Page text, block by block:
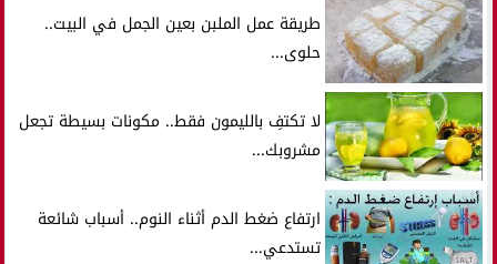
طريقة عمل الملبن بعين الجمل في البيت..
حلوى...
لا تكتفِ بالليمون فقط.. مكونات بسيطة تجعل
مشروبك...
ارتفاع ضغط الدم أثناء النوم.. أسباب شائعة
تستدعي...